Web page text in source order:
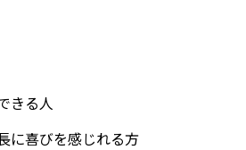
きる人
に喜びを感じれる方